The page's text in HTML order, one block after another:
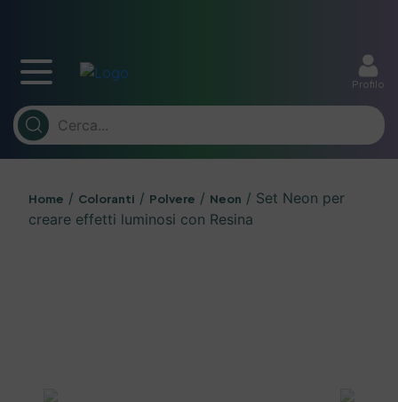
Profilo
Home / Coloranti / Polvere / Neon / Set Neon per
creare effetti luminosi con Resina